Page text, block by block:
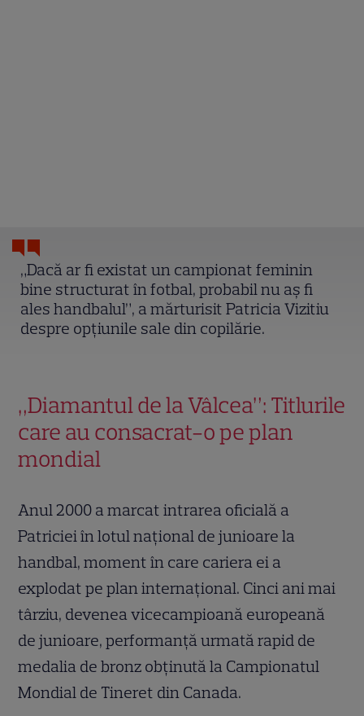
„Dacă ar fi existat un campionat feminin
bine structurat în fotbal, probabil nu aș fi
ales handbalul”, a mărturisit Patricia Vizitiu
despre opțiunile sale din copilărie.
„Diamantul de la Vâlcea”: Titlurile
care au consacrat-o pe plan
mondial
Anul 2000 a marcat intrarea oficială a
Patriciei în lotul național de junioare la
handbal, moment în care cariera ei a
explodat pe plan internațional. Cinci ani mai
târziu, devenea vicecampioană europeană
de junioare, performanță urmată rapid de
medalia de bronz obținută la Campionatul
Mondial de Tineret din Canada.